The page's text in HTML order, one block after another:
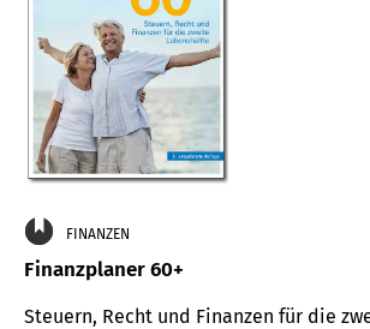
FINANZEN
Finanzplaner 60+
Steuern, Recht und Finanzen für die